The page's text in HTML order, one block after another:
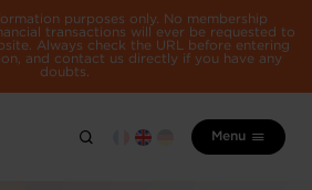
purposes only. No membership
transactions will ever be requested to
Always check the URL before entering
and contact us directly if you have any
doubts.
Menu